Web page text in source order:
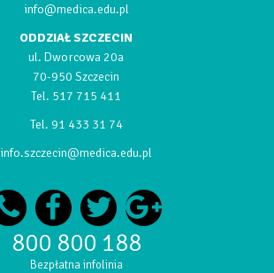
info@medica.edu.pl
ODDZIAŁ SZCZECIN
ul. Dworcowa 20a
70-950 Szczecin
Tel. 517 715 411
Tel. 91 433 31 74
info.szczecin@medica.edu.pl
800 800 188
Bezpłatna infolinia